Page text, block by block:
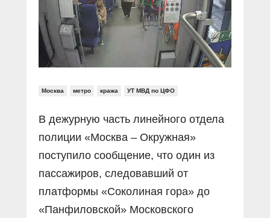
Москва метро кража УТ МВД по ЦФО
В дежурную часть линейного отдела
полиции «Москва – Окружная»
поступило сообщение, что один из
пассажиров, следовавший от
платформы «Соколиная гора» до
«Панфиловской» Московского